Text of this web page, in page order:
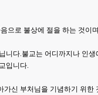
으로 불상에 절을 하는 것이
니다.불교는 어디까지나 인
입니다.
신 부처님을 기념하기 위한